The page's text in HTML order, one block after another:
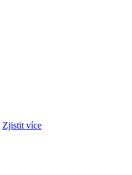
Zjistit více